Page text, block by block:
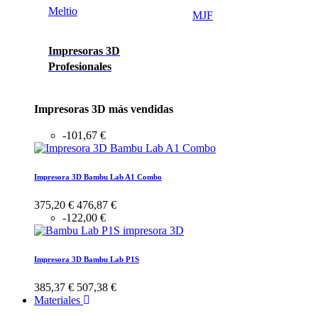
Meltio
Impresoras 3D
Profesionales
MJF
Impresoras 3D más vendidas
-101,67 €
Impresora 3D Bambu Lab A1 Combo
375,20 € 476,87 €
-122,00 €
Impresora 3D Bambu Lab P1S
385,37 € 507,38 €
Materiales